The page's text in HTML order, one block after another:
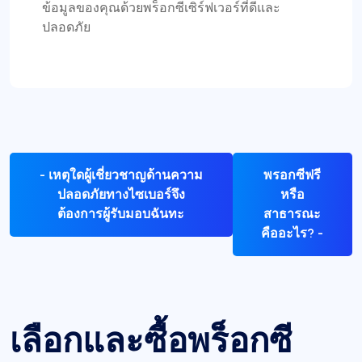
ข้อมูลของคุณด้วยพร็อกซีเซิร์ฟเวอร์ที่ดีและ
ปลอดภัย
- เหตุใดผู้เชี่ยวชาญด้านความ
ปลอดภัยทางไซเบอร์จึง
ต้องการผู้รับมอบฉันทะ
พรอกซีฟรี
หรือ
สาธารณะ
คืออะไร? -
เลือกและซื้อพร็อกซี